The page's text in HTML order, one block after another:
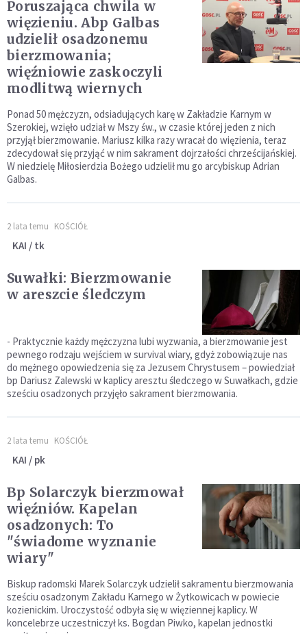
Poruszająca chwila w
więzieniu. Abp Galbas
udzielił osadzonemu
bierzmowania;
więźniowie zaskoczyli
modlitwą wiernych
Ponad 50 mężczyzn, odsiadujących karę w Zakładzie Karnym w
Szerokiej, wzięło udział w Mszy św., w czasie której jeden z nich
przyjął bierzmowanie. Mariusz kilka razy wracał do więzienia, teraz
zdecydował się przyjąć w nim sakrament dojrzałości chrześcijańskiej.
W niedzielę Miłosierdzia Bożego udzielił mu go arcybiskup Adrian
Galbas.
2 lata temu KOŚCIÓŁ
KAI / tk
Suwałki: Bierzmowanie
w areszcie śledczym
- Praktycznie każdy mężczyzna lubi wyzwania, a bierzmowanie jest
pewnego rodzaju wejściem w survival wiary, gdyż zobowiązuje nas
do mężnego opowiedzenia się za Jezusem Chrystusem – powiedział
bp Dariusz Zalewski w kaplicy aresztu śledczego w Suwałkach, gdzie
sześciu osadzonych przyjęło sakrament bierzmowania.
2 lata temu KOŚCIÓŁ
KAI / pk
Bp Solarczyk bierzmował
więźniów. Kapelan
osadzonych: To
"świadome wyznanie
wiary"
Biskup radomski Marek Solarczyk udzielił sakramentu bierzmowania
sześciu osadzonym Zakładu Karnego w Żytkowicach w powiecie
kozienickim. Uroczystość odbyła się w więziennej kaplicy. W
koncelebrze uczestniczył ks. Bogdan Piwko, kapelan jednostki